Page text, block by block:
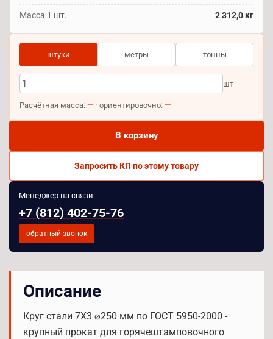
Масса 1 шт. 2 312,0 кг
штуки метры тонны
шт
Расчётная масса: — · ориентировочно: —
В корзину
Запросить КП по этому товару
Менеджер на связи:
+7 (812) 402-75-76
обратный звонок
Описание
Круг стали 7Х3 ⌀250 мм по ГОСТ 5950-2000 -
крупный прокат для горячештамповочного